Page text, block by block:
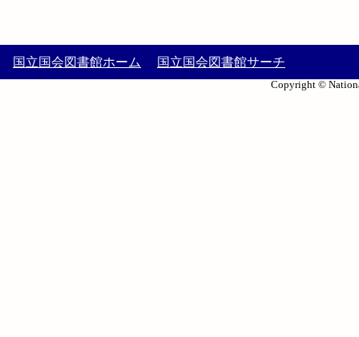
国立国会図書館ホーム 国立国会図書館サーチ
Copyright ©